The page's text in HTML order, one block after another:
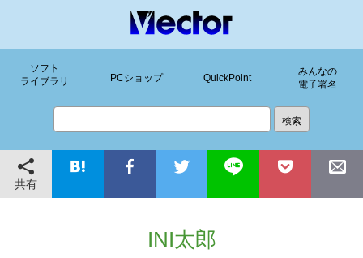
ソフト
ライブラリ
PCショップ QuickPoint
みんなの
電子署名
共有
INI太郎